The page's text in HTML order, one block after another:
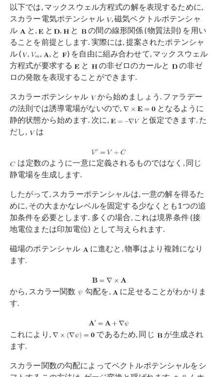
以下では, マックスウェル方程式の解を表現するために,
スカラー電気ポテンシャル
, 磁気ベクトルポテンシャ
ル
と, と , と
の間の線形関係 (物質法則) を用い
ることを前提とします. 実際には, 提案されたポテンシャ
ル (
, , , と
) を自由に組み合わせて, マックスウェル
方程式が要求する
と の非ゼロのカールと
の非ゼ
ロの発散を表現することができます.
スカラーポテンシャル
から始めましょう. ファラデー
の法則では誘導電場がないので,
となるように
静的状態から始めます. 次に,
と仮定できます. た
だし,
は
は定数のように一意に定義されるものではなく, 同じ
静電場を生成します.
したがって, スカラーポテンシャルは, 一意の解を得るた
めに, その大まかなレベルを固定する少なくとも1つの追
加条件を必要とします. 多くの場合, これは境界条件 (接
地電位または印加電位) として与えられます.
磁場のポテンシャル
に進むと, 物事はより複雑になり
ます.
から, スカラー関数 勾配を,
に足せることがわかりま
す.
これにより, であるため, 同じ
が生成され
ます.
スカラー関数の勾配によってベクトルポテンシャルをシ